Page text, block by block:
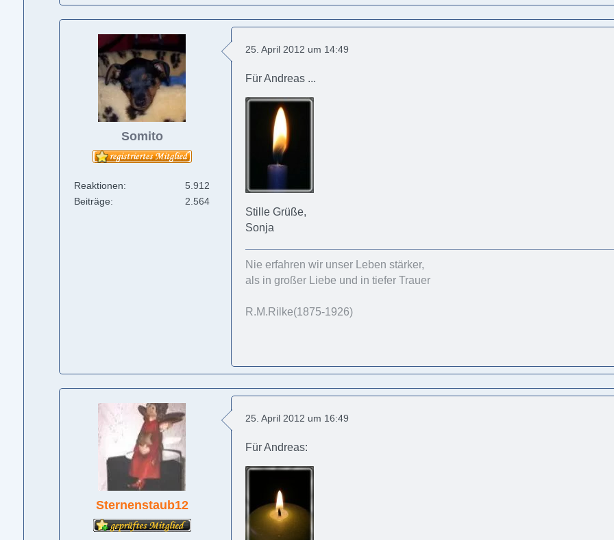
Somito
Reaktionen
5.912
Beiträge
2.564
25. April 2012 um 14:49
Für Andreas ...
Stille Grüße,
Sonja
Nie erfahren wir unser Leben stärker,
als in großer Liebe und in tiefer Trauer
R.M.Rilke(1875-1926)
Sternenstaub12
25. April 2012 um 16:49
Für Andreas: